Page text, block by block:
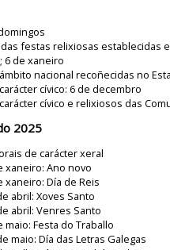
festas relixiosas establecidas
6 de xaneiro
nacional recoñecidas no
cívico: 6 de decembro
cívico e relixiosos das
2025
de carácter xeral
xaneiro: Ano novo
xaneiro: Día de Reis
abril: Xoves Santo
abril: Venres Santo
maio: Festa do Traballo
maio: Día das Letras Galegas